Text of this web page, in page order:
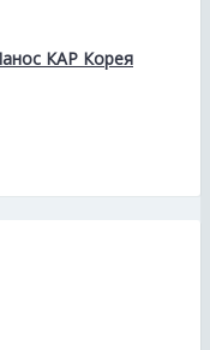
КАР Корея